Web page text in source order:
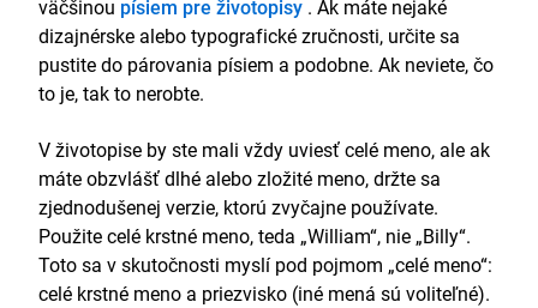
Skúmal som prístavby kancelárskych priestorov s
pridanou hodnotou, ktoré zvýšili nájomné v priemere
o 27 %.
Našli spôsob, ako získať späť 12,5 m2 inak
jej premenu na klietku na parkovanie bicyklov, čím sa
spoločnosti zvýšila environmentálna dôveryhodnosť
za nízke náklady.
Vzdelávanie
Úrovne A: Účtovníctvo, Angličtina, Geografia, 2008 –
väčšinou písiem pre životopisy . Ak máte nejaké
dizajnérske alebo typografické zručnosti, určite sa
pustite do párovania písiem a podobne. Ak neviete, čo
to je, tak to nerobte.
V životopise by ste mali vždy uviesť celé meno, ale ak
máte obzvlášť dlhé alebo zložité meno, držte sa
zjednodušenej verzie, ktorú zvyčajne používate.
Použite celé krstné meno, teda „William“, nie „Billy“.
Toto sa v skutočnosti myslí pod pojmom „celé meno“:
celé krstné meno a priezvisko (iné mená sú voliteľné).